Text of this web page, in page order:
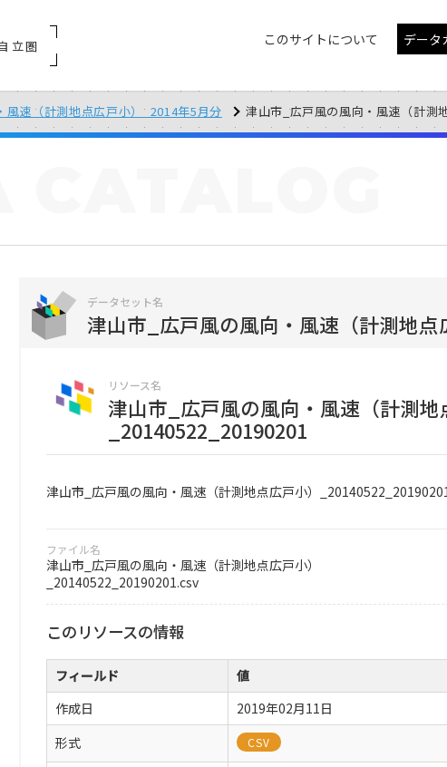
立圏 このサイトについて データ
風速（計測地点広戸小）_2014年5月分 津山市_広戸風の風向・風速（計測
データセット名
津山市_広戸風の風向・風速（計測地
リソース名
津山市_広戸風の風向・風速（計測地
_20140522_20190201
津山市_広戸風の風向・風速（計測地点広戸小）
ファイル名
津山市_広戸風の風向・風速（計測地点広戸小）
_20140522_20190201.csv
このリソースの情報
フィールド
値
作成日
2019年02月11日
形式
CSV